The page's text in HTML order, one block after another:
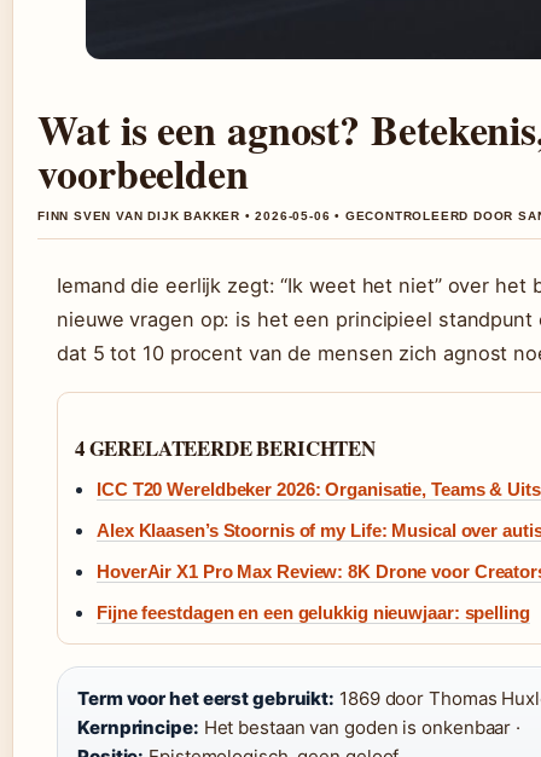
Wat is een agnost?
voorbeelden
FINN SVEN VAN DIJK BAKKER • 2026-05-06 • GECONTROLEERD DOOR
Iemand die eerlijk zegt: “Ik weet het niet” over
nieuwe vragen op: is het een principieel
dat 5 tot 10 procent van de mensen zich agnost
4 GERELATEERDE BERICHTEN
ICC T20 Wereldbeker 2026: Organisatie, Teams &
Alex Klaasen’s Stoornis of my Life: Musical over
HoverAir X1 Pro Max Review: 8K Drone voor
Fijne feestdagen en een gelukkig nieuwjaar: spelling
Term voor het eerst gebruikt: 1869 door Thomas
Kernprincipe: Het bestaan van goden is onkenbaar ·